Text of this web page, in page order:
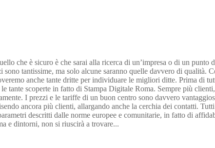
che è sicuro è che sarai alla ricerca di un’impresa o di un
tantissime, ma solo alcune saranno quelle davvero di qualità.
anche tante dritte per individuare le migliori ditte. Prima di
tante scoperte in fatto di Stampa Digitale Roma. Sempre più
I prezzi e le tariffe di un buon centro sono davvero
ancora più clienti, allargando anche la cerchia dei contatti.
descritti dalle norme europee e comunitarie, in fatto di
e dintorni, non si riuscirà a trovare...